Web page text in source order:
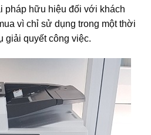
pháp hữu hiệu đối với khách
vì chỉ sử dụng trong một thời
giải quyết công việc.